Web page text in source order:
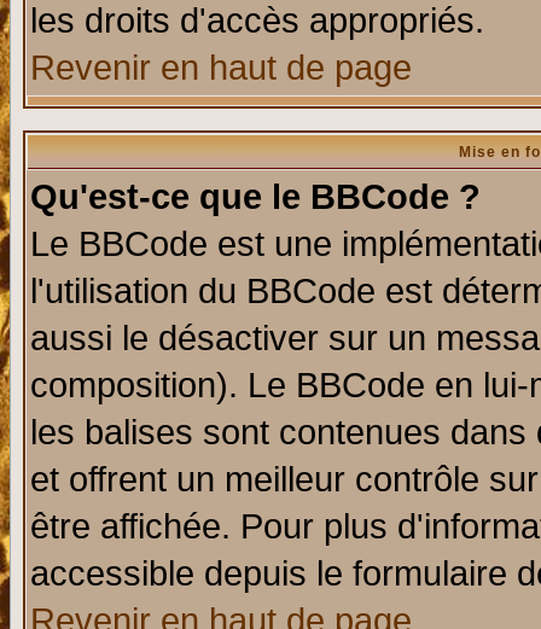
les droits d'accès appropriés.
Revenir en haut de page
Mise en
Qu'est-ce que le BBCode ?
Le BBCode est une
l'utilisation du BBCode est
aussi le désactiver sur un
composition). Le BBCode en
les balises sont contenues
et offrent un meilleur contrôle
être affichée. Pour plus
accessible depuis le formulaire
Revenir en haut de page